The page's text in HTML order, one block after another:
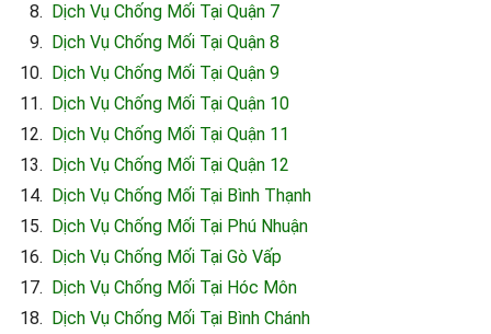
Dịch Vụ Chống Mối Tại Quận 7
Dịch Vụ Chống Mối Tại Quận 8
Dịch Vụ Chống Mối Tại Quận 9
Dịch Vụ Chống Mối Tại Quận 10
Dịch Vụ Chống Mối Tại Quận 11
Dịch Vụ Chống Mối Tại Quận 12
Dịch Vụ Chống Mối Tại Bình Thạnh
Dịch Vụ Chống Mối Tại Phú Nhuận
Dịch Vụ Chống Mối Tại Gò Vấp
Dịch Vụ Chống Mối Tại Hóc Môn
Dịch Vụ Chống Mối Tại Bình Chánh